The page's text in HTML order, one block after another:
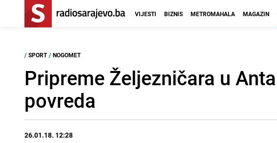
VIJESTI BIZNIS METROMAHALA MAGAZIN
/ SPORT / NOGOMET
Pripreme Željezničara u
povreda
26.01.18. 12:28